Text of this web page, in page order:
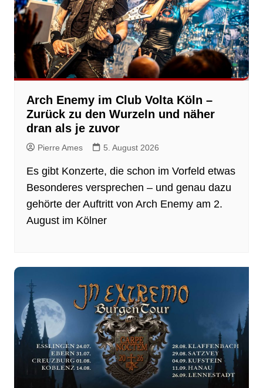
Arch Enemy im Club Volta Köln –
Zurück zu den Wurzeln und näher
dran als je zuvor
Pierre Ames 5. August 2026
Es gibt Konzerte, die schon im Vorfeld etwas
Besonderes versprechen – und genau dazu
gehörte der Auftritt von Arch Enemy am 2.
August im Kölner